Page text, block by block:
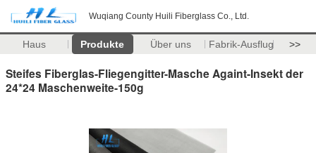
Wuqiang County Huili Fiberglass Co., Ltd.
Haus Produkte Über uns Fabrik-Ausflug >>
Steifes Fiberglas-Fliegengitter-Masche Againt-Insekt der
24*24 Maschenweite-150g